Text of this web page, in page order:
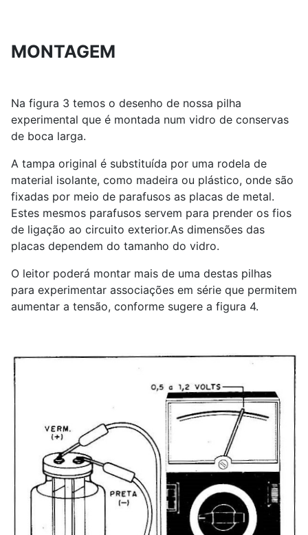
MONTAGEM
Na figura 3 temos o desenho de nossa pilha
experimental que é montada num vidro de conservas
de boca larga.
A tampa original é substituída por uma rodela de
material isolante, como madeira ou plástico, onde são
fixadas por meio de parafusos as placas de metal.
Estes mesmos parafusos servem para prender os fios
de ligação ao circuito exterior.As dimensões das
placas dependem do tamanho do vidro.
O leitor poderá montar mais de uma destas pilhas
para experimentar associações em série que permitem
aumentar a tensão, conforme sugere a figura 4.